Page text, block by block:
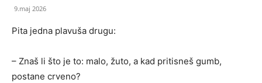
9.maj 2026
Pita jedna plavuša drugu:
– Znaš li što je to: malo, žuto, a kad pritisneš gumb,
postane crveno?